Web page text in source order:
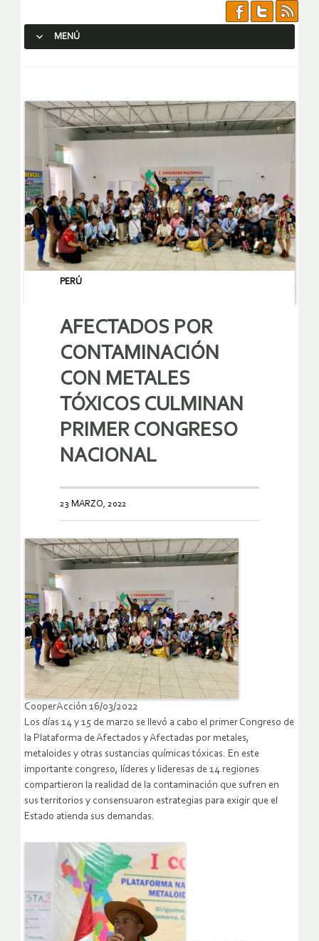
MENÚ
PERÚ
AFECTADOS POR
CONTAMINACIÓN
CON METALES
TÓXICOS CULMINAN
PRIMER CONGRESO
NACIONAL
23 MARZO, 2022
CooperAcción 16/03/2022
Los días 14 y 15 de marzo se llevó a cabo el primer Congreso de
la Plataforma de Afectados y Afectadas por metales,
metaloides y otras sustancias químicas tóxicas. En este
importante congreso, líderes y lideresas de 14 regiones
compartieron la realidad de la contaminación que sufren en
sus territorios y consensuaron estrategias para exigir que el
Estado atienda sus demandas.